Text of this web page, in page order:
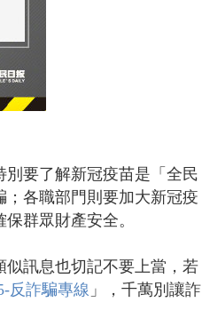
別要了解新冠疫苗是「全民
各職部門則要加大新冠疫
群眾財產安全。
訊息也切記不要上當，若
反詐騙專線 」，千萬別讓詐